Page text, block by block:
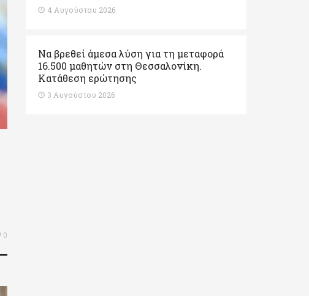
0
4 Αυγούστου 2026
Να βρεθεί άμεσα λύση για τη μεταφορά
16.500 μαθητών στη Θεσσαλονίκη.
Κατάθεση ερώτησης
3 Αυγούστου 2026